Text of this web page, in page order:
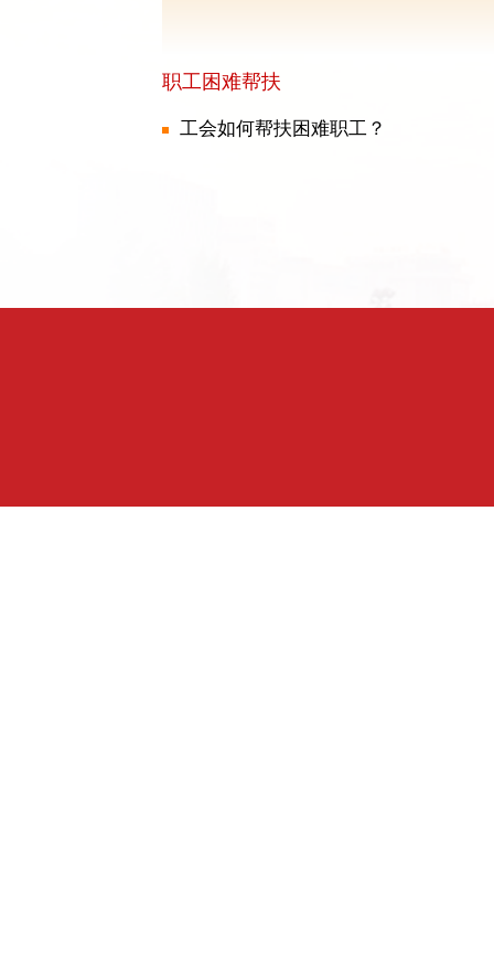
职工困难帮扶
工会如何帮扶困难职工？